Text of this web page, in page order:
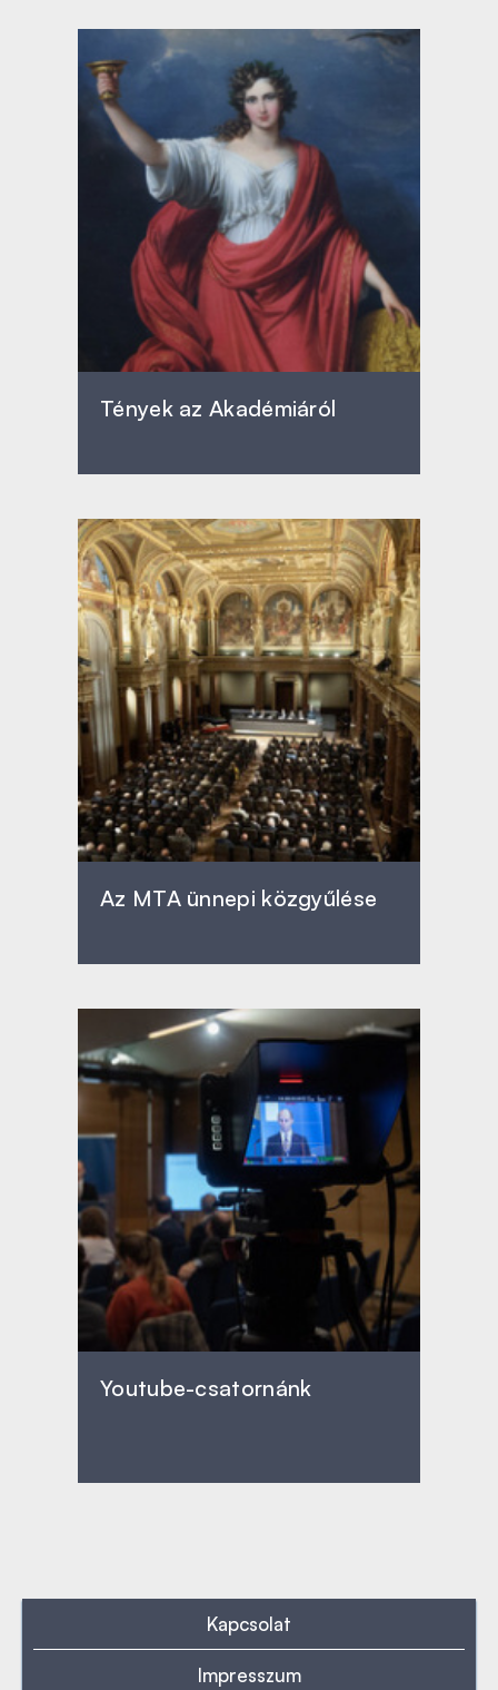
Tények az Akadémiáról
Az MTA ünnepi közgyűlése
Youtube-csatornánk
Kapcsolat
Impresszum